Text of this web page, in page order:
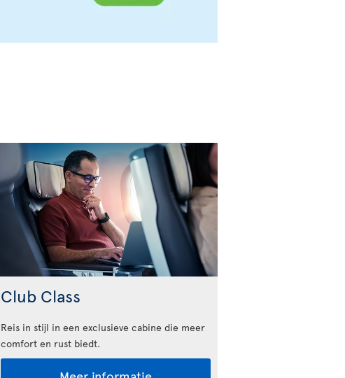
Club Class
Reis in stijl in een exclusieve cabine die meer
comfort en rust biedt.